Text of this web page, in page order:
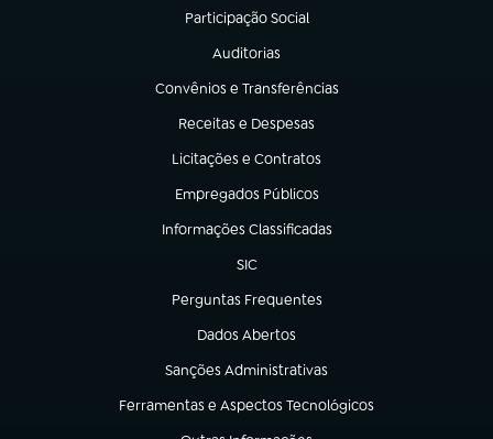
Participação Social
(abre em nova aba)
Auditorias
(abre em nova aba)
Convênios e Transferências
(abre em nova aba)
Receitas e Despesas
(abre em nova aba)
Licitações e Contratos
(abre em nova aba)
Empregados Públicos
(abre em nova aba)
Informações Classificadas
(abre em nova aba)
SIC
(abre em nova aba)
Perguntas Frequentes
(abre em nova aba)
Dados Abertos
(abre em nova aba)
Sanções Administrativas
(abre em nova aba)
Ferramentas e Aspectos Tecnológicos
(abre em nova aba)